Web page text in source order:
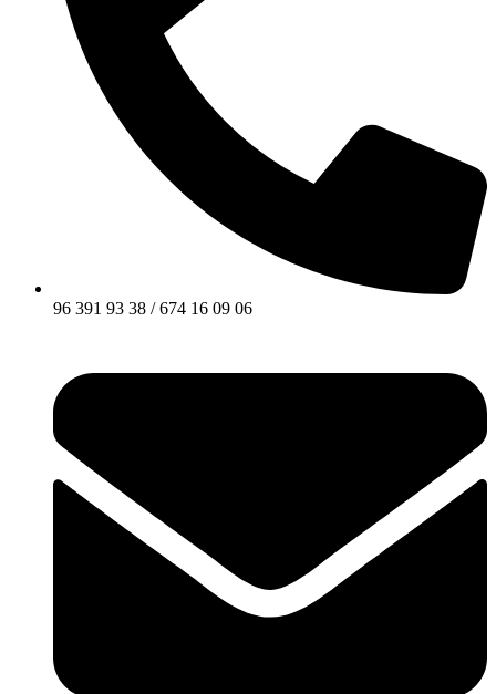
96 391 93 38 / 674 16 09 06